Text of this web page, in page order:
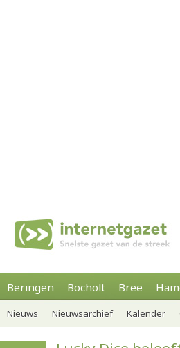
Beringen Bocholt Bree
Nieuws Nieuwsarchief Kalender